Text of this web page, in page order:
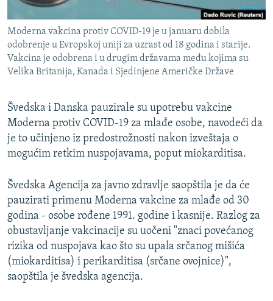
GENOCID U SREBRENICI
POPLAVE I KLIZIŠTA U BIH 2024.
POST SCRIPTUM
MOJA EVROPA
TRI DECENIJE OD RATA U BIH
NASTANAK I RASPAD JUGOSLAVIJE
PRATITE NAS
Moderna vakcina protiv COVID-19 je u januaru dobila
odobrenje u Evropskoj uniji za uzrast od 18 godina i starije.
Vakcina je odobrena i u drugim državama među kojima su
Velika Britanija, Kanada i Sjedinjene Američke Države
Švedska i Danska pauzirale su upotrebu vakcine
Moderna protiv COVID-19 za mlađe osobe, navodeći da
je to učinjeno iz predostrožnosti nakon izveštaja o
mogućim retkim nuspojavama, poput miokarditisa.
Švedska Agencija za javno zdravlje saopštila je da će
pauzirati primenu Moderna vakcine za mlađe od 30
godina - osobe rođene 1991. godine i kasnije. Razlog za
obustavljanje vakcinacije su uočeni "znaci povećanog
rizika od nuspojava kao što su upala srčanog mišića
(miokarditisa) i perikarditisa (srčane ovojnice)",
saopštila je švedska agencija.